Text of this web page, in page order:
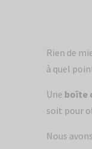
Rien de
à quel
Une boîte
soit pour
Nous